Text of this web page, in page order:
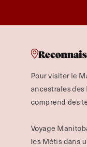
Pour visiter le
ancestrales
comprend des
Voyage
les Métis dans